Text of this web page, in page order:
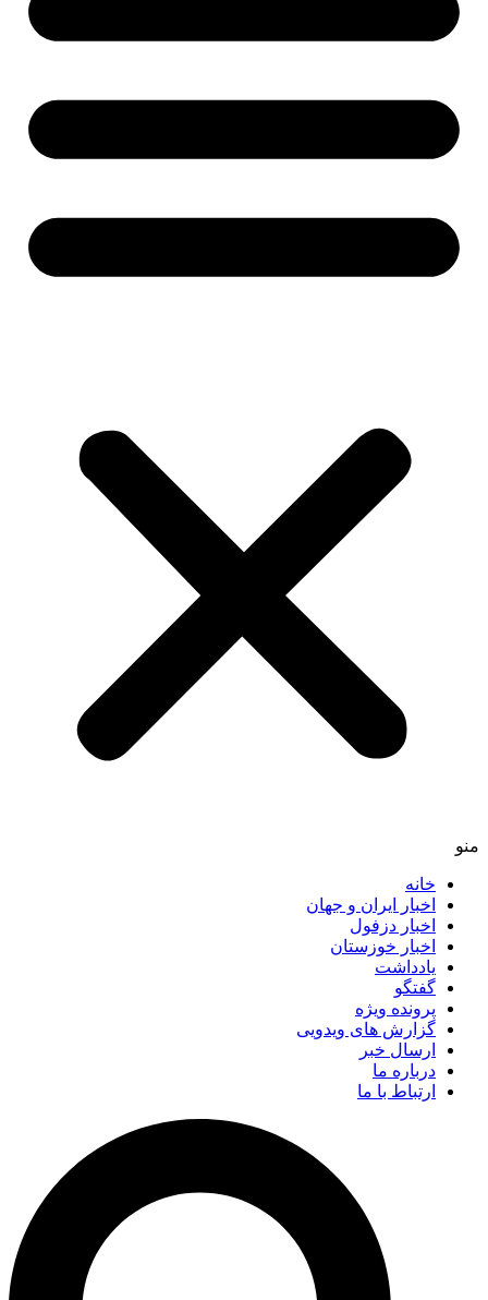
خانه
اخبار ایران و جهان
اخبار دزفول
اخبار خوزستان
یادداشت
گفتگو
پرونده ویژه
گزارش های ویدویی
ارسال خبر
درباره ما
ارتباط با ما